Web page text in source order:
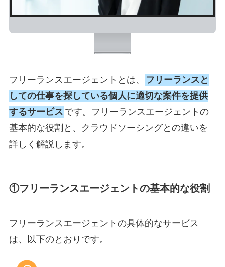
フリーランスエージェントとは、
フリーランスと
しての仕事を探している個人に適切な案件を提供
するサービス です。フリーランスエージェントの
基本的な役割と、クラウドソーシングとの違いを
詳しく解説します。
①フリーランスエージェントの基本的な役割
フリーランスエージェントの具体的なサービス
は、以下のとおりです。